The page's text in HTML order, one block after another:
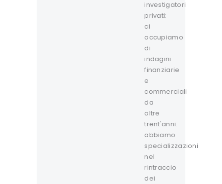
investigatori
privati:
ci
occupiamo
di
indagini
finanziarie
e
commerciali
da
oltre
trent'anni.
abbiamo
specializzazioni
nel
rintraccio
dei